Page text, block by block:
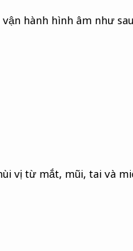
hành hình âm như sau
vị từ mắt, mũi, tai và